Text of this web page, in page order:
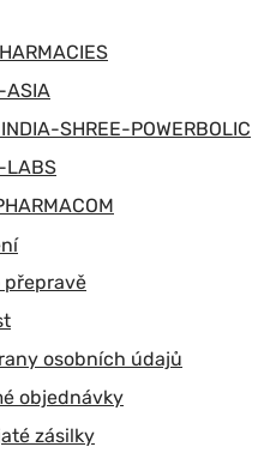
ASIA
SHREE-POWERBOLIC
LABS
přepravě
osobních údajů
objednávky
zásilky